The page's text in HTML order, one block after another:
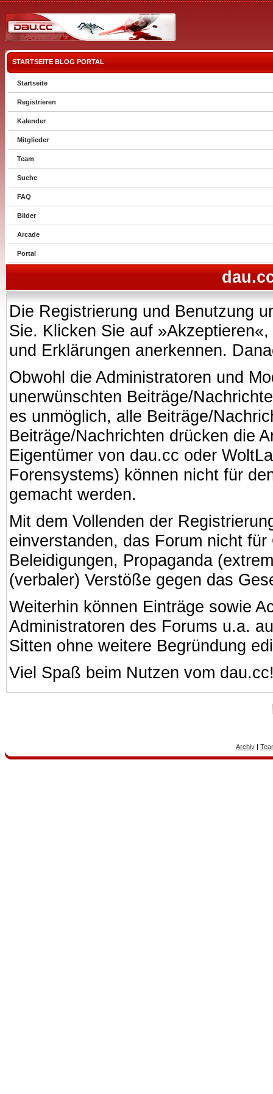
STARTSEITE BLOG PORTAL
Startseite
Registrieren
Kalender
Mitglieder
Team
Suche
FAQ
Bilder
Arcade
Portal
Die Registrierung und Benutzung
Sie. Klicken Sie auf
und Erklärungen anerkennen.
Obwohl die Administratoren und
unerwünschten Beiträge/
es unmöglich, alle Beiträge/
Beiträge/Nachrichten drücken die
Eigentümer von dau.cc oder
Forensystems) können nicht für
gemacht werden.
Mit dem Vollenden der
einverstanden, das Forum nicht
Beleidigungen, Propaganda
(verbaler) Verstöße gegen das
Weiterhin können Einträge sowie
Administratoren des Forums u.a.
Sitten ohne weitere Begründung
Viel Spaß beim Nutzen vom
Archiv|